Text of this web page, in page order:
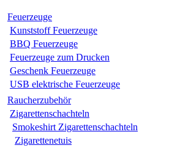
Feuerzeuge
Kunststoff Feuerzeuge
BBQ Feuerzeuge
Feuerzeuge zum Drucken
Geschenk Feuerzeuge
USB elektrische Feuerzeuge
Raucherzubehör
Zigarettenschachteln
Smokeshirt Zigarettenschachteln
Zigarettenetuis